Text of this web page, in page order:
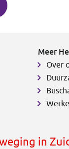
Meer
Over
in